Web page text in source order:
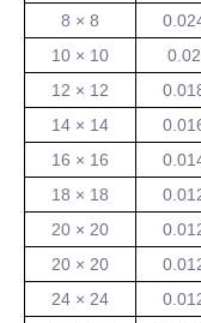
8 × 8
10 × 10
0.02
12 × 12
14 × 14
16 × 16
18 × 18
20 × 20
20 × 20
24 × 24